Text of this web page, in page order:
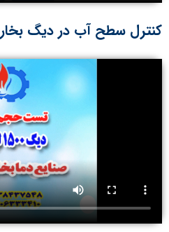
کنترل سطح آب در دیگ بخار​